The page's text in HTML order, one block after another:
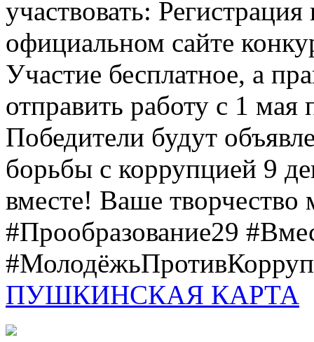
участвовать:
официальном сайте
Участие бесплатное, а
отправить работу с 1 мая
Победители будут
борьбы с коррупцией 9
вместе! Ваше творчество
#Прообразование29
ПУШКИНСКАЯ КАРТА